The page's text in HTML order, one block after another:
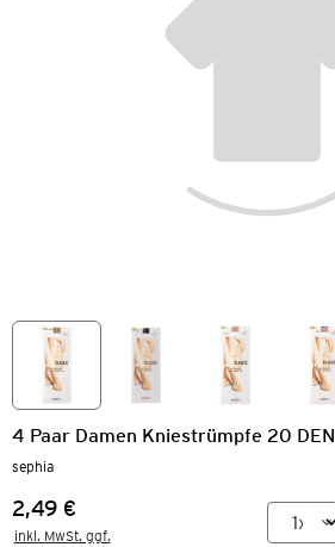
4 Paar Damen Kniestrümpfe 20 DEN
sephia
Preis:
2,49 €
inkl. MwSt. ggf.